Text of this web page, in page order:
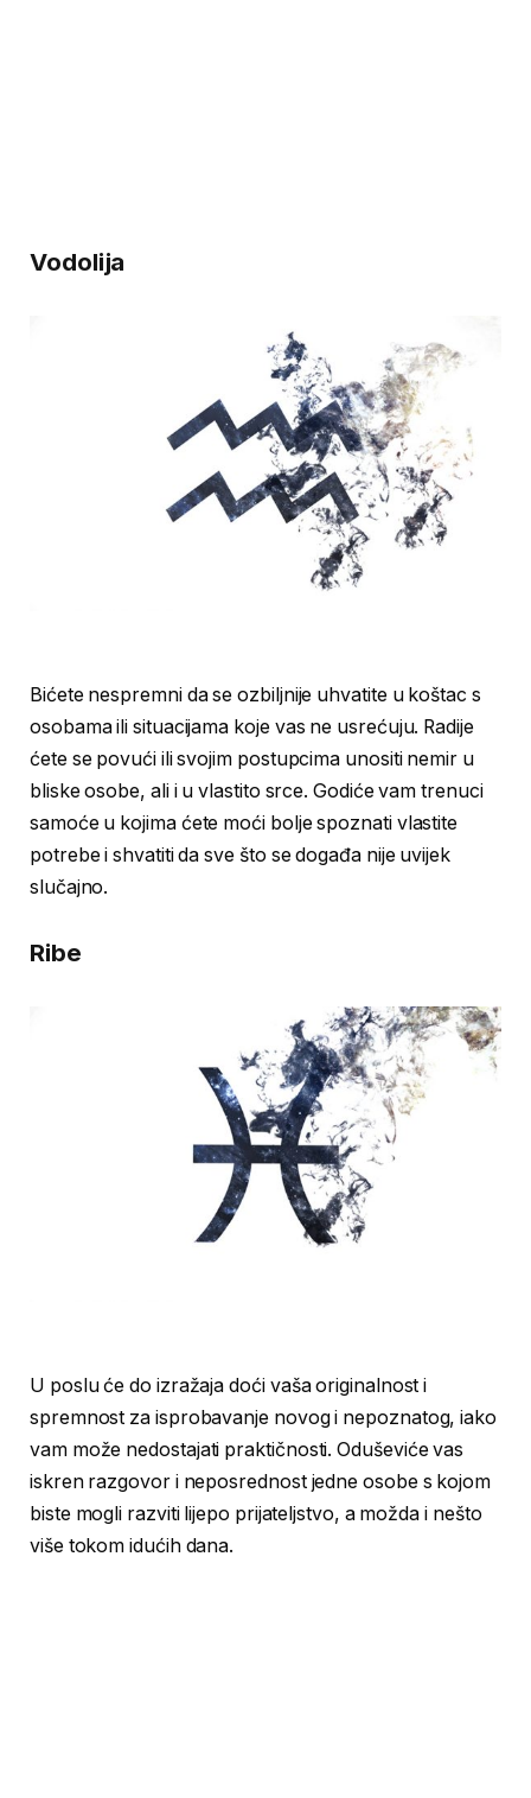
Vodolija
Bićete nespremni da se ozbiljnije uhvatite u koštac s
osobama ili situacijama koje vas ne usrećuju. Radije
ćete se povući ili svojim postupcima unositi nemir u
bliske osobe, ali i u vlastito srce. Godiće vam trenuci
samoće u kojima ćete moći bolje spoznati vlastite
potrebe i shvatiti da sve što se događa nije uvijek
slučajno.
Ribe
U poslu će do izražaja doći vaša originalnost i
spremnost za isprobavanje novog i nepoznatog, iako
vam može nedostajati praktičnosti. Oduševiće vas
iskren razgovor i neposrednost jedne osobe s kojom
biste mogli razviti lijepo prijateljstvo, a možda i nešto
više tokom idućih dana.